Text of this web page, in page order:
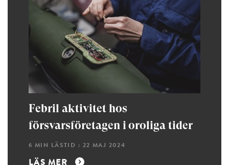
Febril aktivitet hos
försvarsföretagen i oroliga tider
6 MIN LÄSTID : 22 MAJ 2024